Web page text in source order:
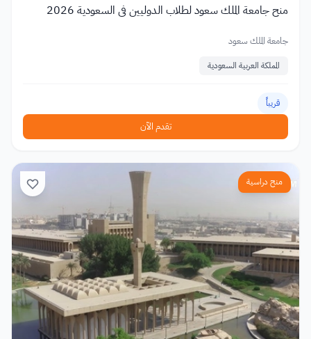
منح جامعة الملك سعود لطلاب الدوليين في السعودية 2026
جامعة الملك سعود
المملكة العربية السعودية
قريباً
تقدم الآن
منح دراسية